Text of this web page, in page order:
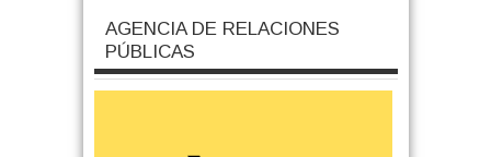
AGENCIA DE RELACIONES
PÚBLICAS